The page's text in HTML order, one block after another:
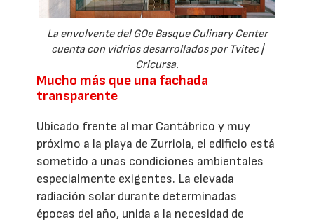
La envolvente del GOe Basque Culinary Center
cuenta con vidrios desarrollados por Tvitec |
Cricursa.
Mucho más que una fachada
transparente
Ubicado frente al mar Cantábrico y muy
próximo a la playa de Zurriola, el edificio está
sometido a unas condiciones ambientales
especialmente exigentes. La elevada
radiación solar durante determinadas
épocas del año, unida a la necesidad de